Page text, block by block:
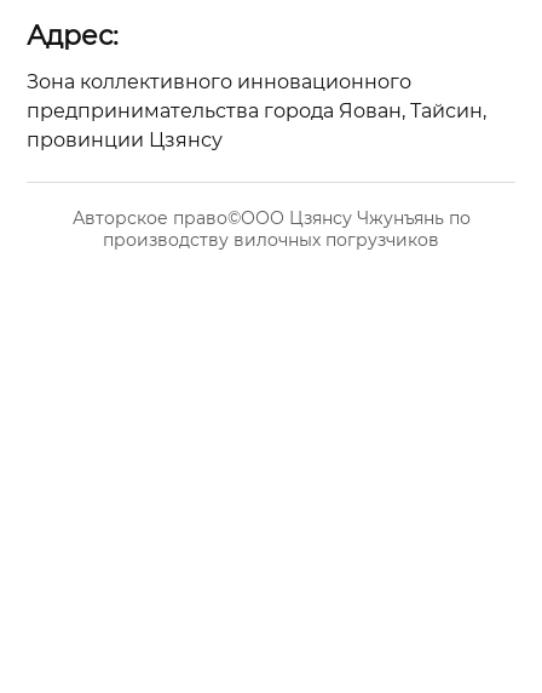
Адрес:
Зона коллективного инновационного
предпринимательства города Яован, Тайсин,
провинции Цзянсу
Авторское право©ООО Цзянсу Чжунъянь по
производству вилочных погрузчиков